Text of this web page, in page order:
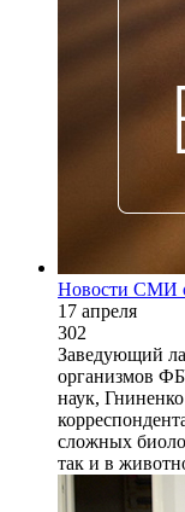
Новости СМИ
17 апреля
302
Заведующий
организмов
наук,
сложных
так и в